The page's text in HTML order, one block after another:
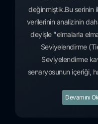
değinmiştik.Bu serinin
verilerinin analizinin
deyişle "elmalarla
Seviyelendirme
Seviyelendirme
senaryosunun içeriği,
Devamını